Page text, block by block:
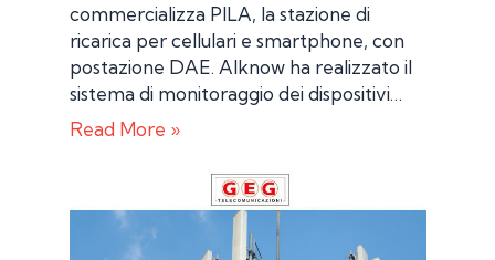
commercializza PILA, la stazione di
ricarica per cellulari e smartphone, con
postazione DAE. AIknow ha realizzato il
sistema di monitoraggio dei dispositivi…
Read More »